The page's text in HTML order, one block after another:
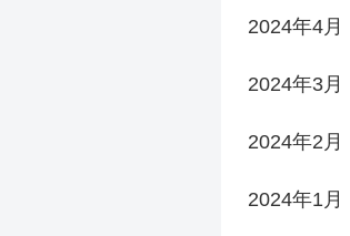
2024年4月
2024年3月
2024年2月
2024年1月